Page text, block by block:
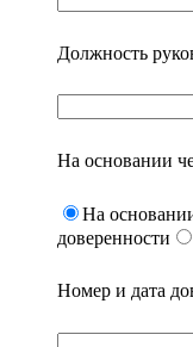
Должность
На основании
На
доверенности
Номер и дата